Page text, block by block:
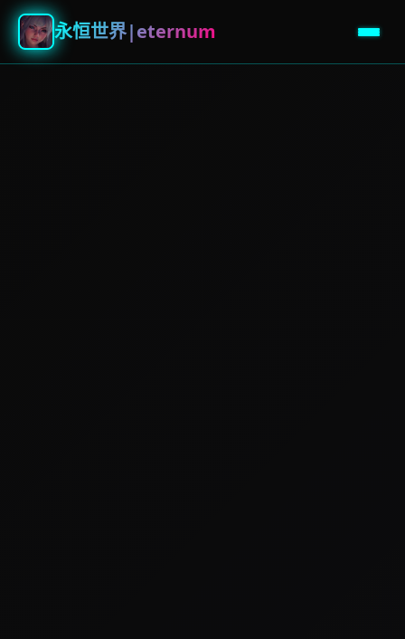
永恒世界|eternum